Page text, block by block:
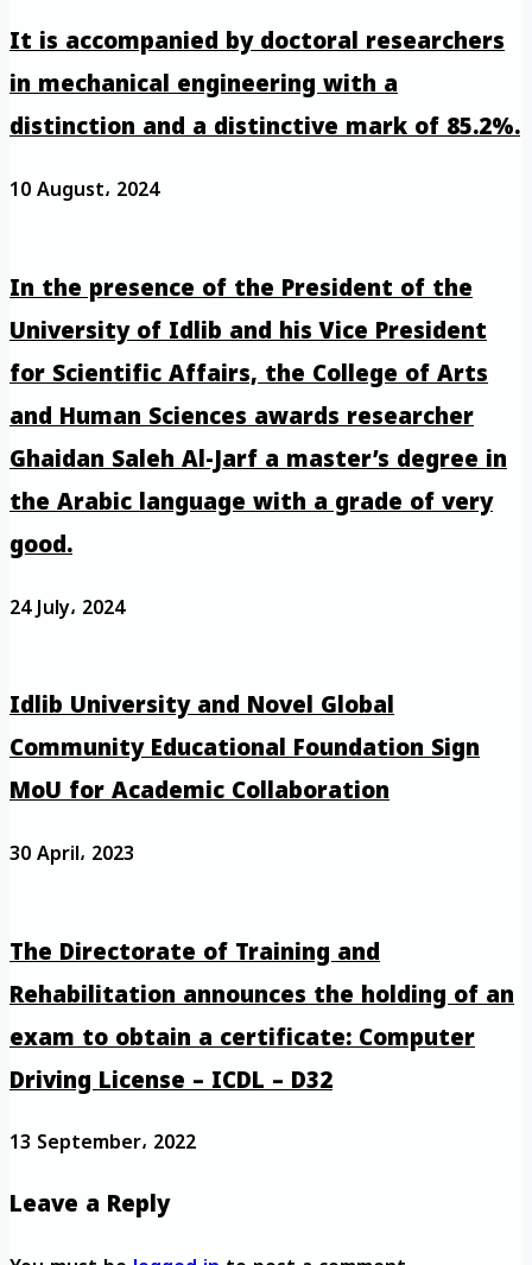
It is accompanied by doctoral researchers
in mechanical engineering with a
distinction and a distinctive mark of 85.2%.
10 August، 2024
In the presence of the President of the
University of Idlib and his Vice President
for Scientific Affairs, the College of Arts
and Human Sciences awards researcher
Ghaidan Saleh Al-Jarf a master’s degree in
the Arabic language with a grade of very
good.
24 July، 2024
Idlib University and Novel Global
Community Educational Foundation Sign
MoU for Academic Collaboration
30 April، 2023
The Directorate of Training and
Rehabilitation announces the holding of an
exam to obtain a certificate: Computer
Driving License – ICDL – D32
13 September، 2022
Leave a Reply